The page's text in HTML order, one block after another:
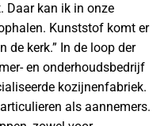
Daar kan ik in onze
Kunststof komt er
de kerk.” In de loop der
en onderhoudsbedrijf
kozijnenfabriek.
als aannemers.